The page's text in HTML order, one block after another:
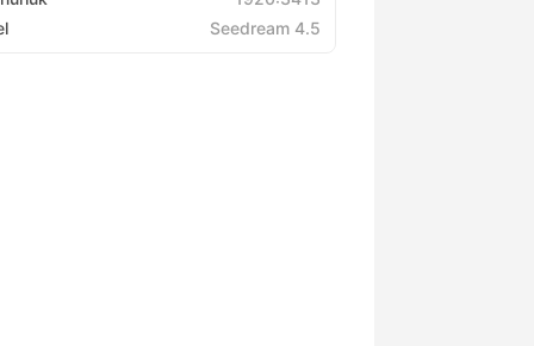
Seedream 4.5